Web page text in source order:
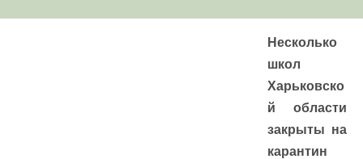
Несколько
школ
Харьковско
й области
закрыты на
карантин